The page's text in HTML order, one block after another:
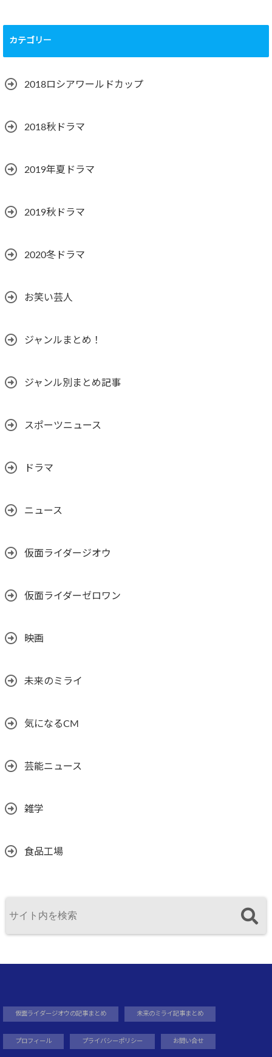
カテゴリー
2018ロシアワールドカップ
2018秋ドラマ
2019年夏ドラマ
2019秋ドラマ
2020冬ドラマ
お笑い芸人
ジャンルまとめ！
ジャンル別まとめ記事
スポーツニュース
ドラマ
ニュース
仮面ライダージオウ
仮面ライダーゼロワン
映画
未来のミライ
気になるCM
芸能ニュース
雑学
食品工場
仮面ライダージオウの記事まとめ 未来のミライ記事まとめ
プロフィール プライバシーポリシー お問い合せ